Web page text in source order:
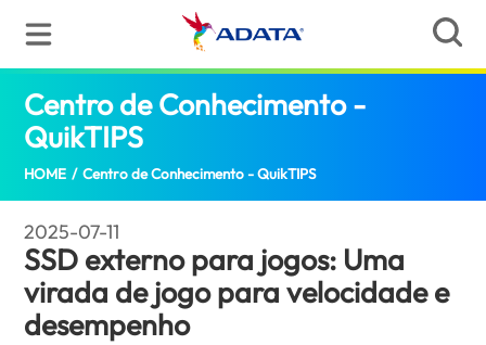
Centro de Conhecimento -
QuikTIPSSSD externo para jogos: Uma
HOME / Centro de Conhecimento - QuikTIPS
2025-07-11
SSD externo para jogos: Uma
virada de jogo para velocidade e
desempenho